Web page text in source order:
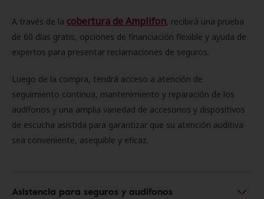
A través de la cobertura de Amplifon, recibirá una prueba
de 60 días gratis, opciones de financiación flexible y ayuda de
expertos para presentar reclamaciones de seguros.
Luego de la compra, tendrá acceso a atención de
seguimiento continua, mantenimiento y reparación de los
audífonos y una amplia variedad de accesorios y dispositivos
de escucha asistida para garantizar que su atención auditiva
sea conveniente, asequible y eficaz.
Asistencia para seguros y audífonos